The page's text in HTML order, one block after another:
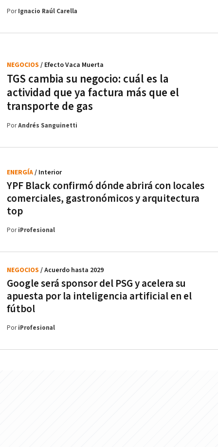
PorIgnacio Raúl Carella
TGS cambia su negocio: cuál es la
actividad que ya factura más que el
transporte de gas
NEGOCIOS / Efecto Vaca Muerta
PorAndrés Sanguinetti
YPF Black confirmó dónde abrirá con locales
comerciales, gastronómicos y arquitectura
top
ENERGÍA/ Interior
PoriProfesional
Google será sponsor del PSG y acelera su
apuesta por la inteligencia artificial en el
fútbol
NEGOCIOS / Acuerdo hasta 2029
PoriProfesional